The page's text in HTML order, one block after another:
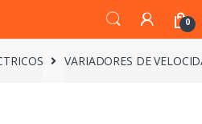
0
VARIADORES DE